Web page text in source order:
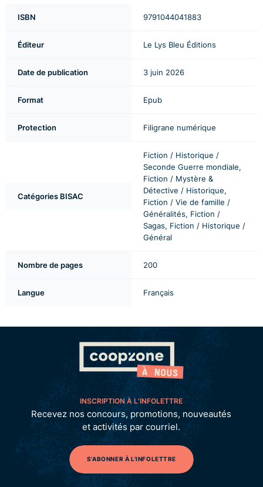
ISBN 9791044041883
Éditeur Le Lys Bleu Éditions
Date de publication 3 juin 2026
Format Epub
Protection Filigrane numérique
Catégories BISAC
Fiction / Historique /
Seconde Guerre mondiale,
Fiction / Mystère &
Détective / Historique,
Fiction / Vie de famille /
Généralités, Fiction /
Sagas, Fiction / Historique /
Général
Nombre de pages 200
Langue Français
INSCRIPTION À L’INFOLETTRE
Recevez nos concours, promotions, nouveautés
et activités par courriel.
S'ABONNER À L'INFOLETTRE